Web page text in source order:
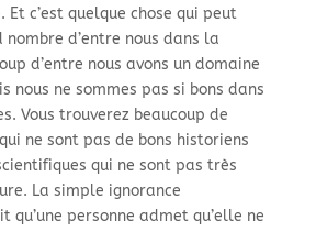
c’est quelque chose qui peut
d’entre nous dans la
d’entre nous avons un domaine
nous ne sommes pas si bons dans
Vous trouverez beaucoup de
ne sont pas de bons historiens
qui ne sont pas très
La simple ignorance
qu’une personne admet qu’elle ne